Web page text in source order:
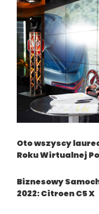
Oto wszyscy
Roku Wirtualnej
Biznesowy
2022: Citroen C5 X